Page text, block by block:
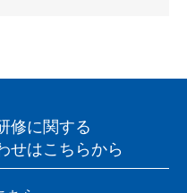
修に関する
せはこちらから